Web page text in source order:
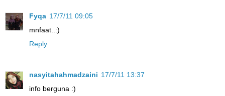
Fyqa 17/7/11 09:05
mnfaat..:)
Reply
nasyitahahmadzaini 17/7/11 13:37
info berguna :)